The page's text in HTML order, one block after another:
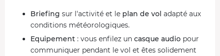
Briefing sur l'activité et le plan de vol adapté aux
conditions météorologiques.
Equipement : vous enfilez un casque audio pour
communiquer pendant le vol et êtes solidement